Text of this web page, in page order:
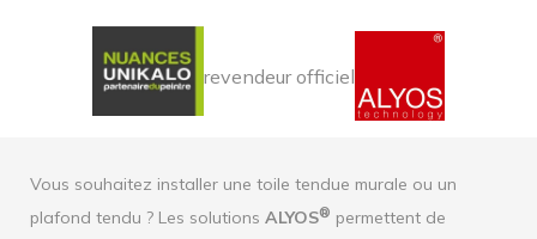
revendeur officiel
Vous souhaitez installer une toile tendue murale ou un
plafond tendu ? Les solutions ALYOS® permettent de